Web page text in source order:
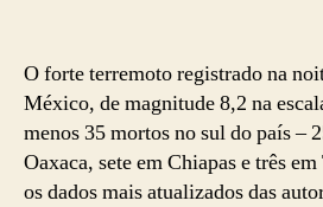
O forte terremoto registrado na
México, de magnitude 8,2 na
menos 35 mortos no sul do país –
Oaxaca, sete em Chiapas e três
os dados mais atualizados das